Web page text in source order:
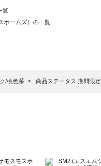
覧
ホームズ）の一覧
マンサモスモス）の一覧
ラーゴム）の一覧
/桃色系 商品ステータス:期間限定